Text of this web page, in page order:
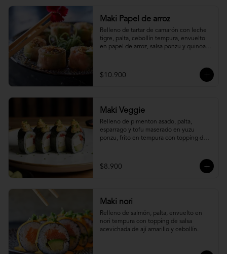
Maki Papel de arroz
Relleno de tartar de camarón con leche
tigre, palta, cebollín tempura, envuelto
en papel de arroz, salsa ponzu y quinoa
$10.900
Maki Veggie
Relleno de pimenton asado, palta,
esparrago y tofu maserado en yuzu
ponzu, frito en tempura con topping de
$8.900
Maki nori
Relleno de salmón, palta, envuelto en
nori tempura con topping de salsa
acevichada de ají amarillo y cebollín.